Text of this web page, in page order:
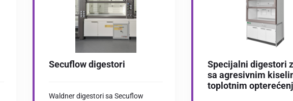
Secuflow digestori
Waldner digestori sa Secuflow
Specijalni digestori
sa agresivnim
toplotnim